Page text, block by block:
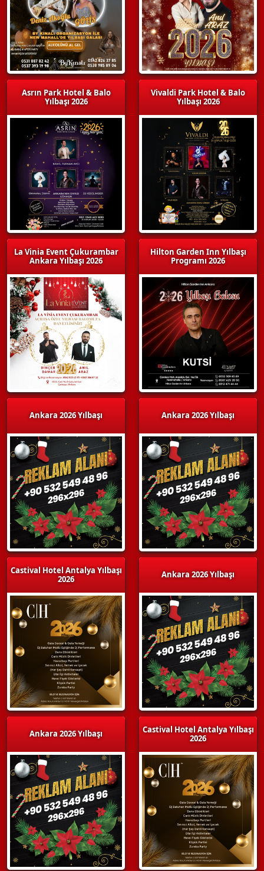
Asrın Park Hotel & Balo
Yılbaşı 2026
La Vinia Event Çukurambar
Ankara Yılbaşı 2026
Ankara 2026 Yılbaşı
Castival Hotel Antalya Yılbaşı
2026
Ankara 2026 Yılbaşı
Vivaldi Park Hotel & Balo
Yılbaşı 2026
Hilton Garden Inn Yılbaşı
Programı 2026
Ankara 2026 Yılbaşı
Ankara 2026 Yılbaşı
Castival Hotel Antalya Yılbaşı
2026